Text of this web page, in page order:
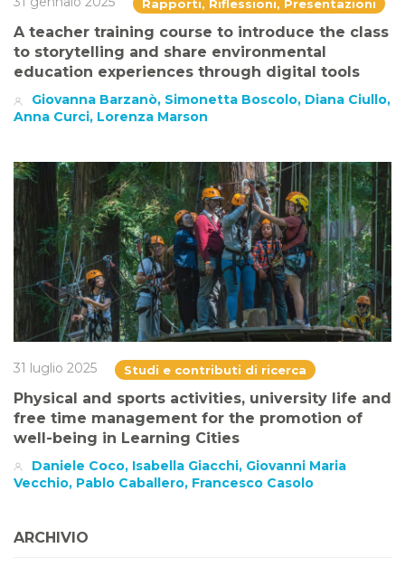
Rapporti, Riflessioni, Presentazioni
A teacher training course to introduce the class
to storytelling and share environmental
education experiences through digital tools
Giovanna Barzanò, Simonetta Boscolo, Diana Ciullo,
Anna Curci, Lorenza Marson
31 luglio 2025 Studi e contributi di ricerca
Physical and sports activities, university life and
free time management for the promotion of
well-being in Learning Cities
Daniele Coco, Isabella Giacchi, Giovanni Maria
Vecchio, Pablo Caballero, Francesco Casolo
ARCHIVIO